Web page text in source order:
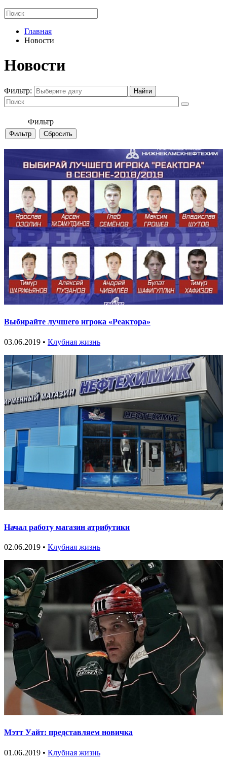
Главная
Новости
Новости
Фильтр:
Фильтр
Выбирайте лучшего игрока «Реактора»
03.06.2019 • Клубная жизнь
Начал работу магазин атрибутики
02.06.2019 • Клубная жизнь
Мэтт Уайт: представляем новичка
01.06.2019 • Клубная жизнь